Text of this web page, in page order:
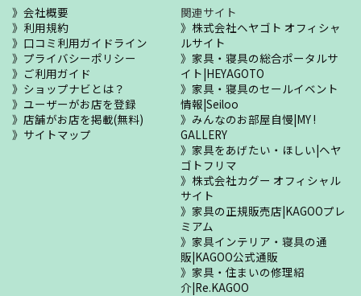
会社概要
利用規約
口コミ利用ガイドライン
プライバシーポリシー
ご利用ガイド
ショップナビとは？
ユーザーがお店を登録
店舗がお店を掲載(無料)
サイトマップ
関連サイト
株式会社ヘヤゴト オフィシャ
ルサイト
家具・寝具の総合ポータルサ
イト|HEYAGOTO
家具・寝具のセールイベント
情報|Seiloo
みんなのお部屋自慢|MY !
GALLERY
家具をあげたい・ほしい|ヘヤ
ゴトフリマ
株式会社カグー オフィシャル
サイト
家具の正規販売店|KAGOOプレ
ミアム
家具インテリア・寝具の通
販|KAGOO公式通販
家具・住まいの修理紹
介|Re.KAGOO